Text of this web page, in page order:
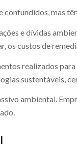
confundidos, mas
e dívidas
os custos de
realizados
sustentáveis,
ambiental.